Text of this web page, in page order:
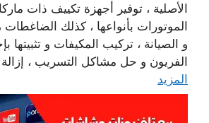
الأصلية ، توفير أجهزة تكييف ذات
الموتورات بأنواعها ، كذلك
و الصيانة ، تركيب المكيفات و تثبيتها
الفريون و حل مشاكل التسريب ، إزالة
المزيد